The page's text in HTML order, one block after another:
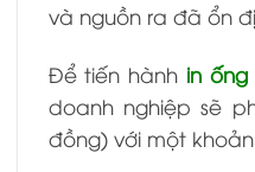
và nguồn ra đã ổn
Để tiến hành in
doanh nghiệp sẽ
đồng) với một